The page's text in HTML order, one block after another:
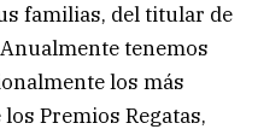
familias, del titular de
tenemos
los más
Premios Regatas,